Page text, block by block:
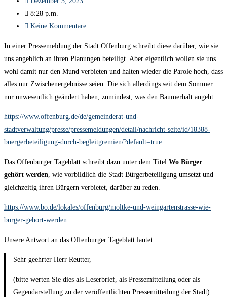
8:28 p.m.
Keine Kommentare
In einer Pressemeldung der Stadt Offenburg schreibt diese darüber, wie sie
uns angeblich an ihren Planungen beteiligt. Aber eigentlich wollen sie uns
wohl damit nur den Mund verbieten und halten wieder die Parole hoch, dass
alles nur Zwischenergebnisse seien. Die sich allerdings seit dem Sommer
nur unwesentlich geändert haben, zumindest, was den Baumerhalt angeht.
https://www.offenburg.de/de/gemeinderat-und-
stadtverwaltung/presse/pressemeldungen/detail/nachricht-seite/id/18388-
buergerbeteiligung-durch-begleitgremien/?default=true
Das Offenburger Tageblatt schreibt dazu unter dem Titel Wo Bürger
gehört werden, wie vorbildlich die Stadt Bürgerbeteiligung umsetzt und
gleichzeitig ihren Bürgern verbietet, darüber zu reden.
https://www.bo.de/lokales/offenburg/moltke-und-weingartenstrasse-wie-
burger-gehort-werden
Unsere Antwort an das Offenburger Tageblatt lautet:
Sehr geehrter Herr Reutter,
(bitte werten Sie dies als Leserbrief, als Pressemitteilung oder als
Gegendarstellung zu der veröffentlichten Pressemitteilung der Stadt)